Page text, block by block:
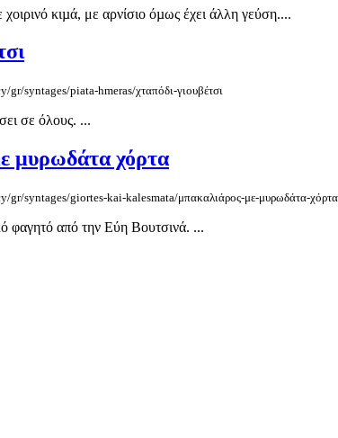
χοιρινό κιµά, με αρνίσιο όµως έχει άλλη γεύση....
syntages/piata-hmeras/χταπόδι-γιουβέτσι
σε όλους. ...
μυρωδάτα χόρτα
syntages/giortes-kai-kalesmata/μπακαλιάρος-με-μυρωδάτα-χόρτα
φαγητό από την Εύη Βουτσινά. ...